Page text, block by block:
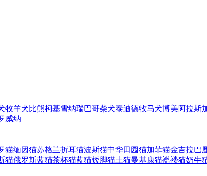
牧羊犬比熊柯基雪纳瑞巴哥柴犬泰迪德牧马犬博美阿拉斯
威纳
猫缅因猫苏格兰折耳猫波斯猫中华田园猫加菲猫金吉拉巴
猫俄罗斯蓝猫茶杯猫蓝猫矮脚猫土猫曼基康猫褴褛猫奶牛